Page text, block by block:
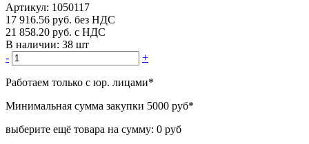
Артикул: 1050117
17 916.56 руб. без НДС
21 858.20 руб. с НДС
В наличии: 38 шт
-
+
Работаем только с юр. лицами*
Минимальная сумма закупки 5000 руб*
выберите ещё товара на сумму: 0 руб